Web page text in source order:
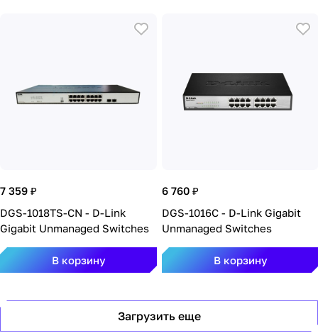
7 359 ₽
DGS-1018TS-CN - D-Link
Gigabit Unmanaged Switches
В корзину
6 760 ₽
DGS-1016C - D-Link Gigabit
Unmanaged Switches
В корзину
Загрузить еще